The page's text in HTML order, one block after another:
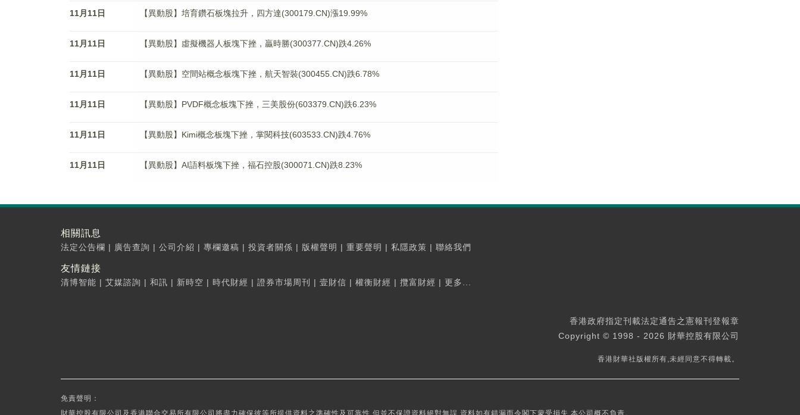
11月11日 【異動股】培育鑽石板塊拉升，四方達(300179.CN)漲19.99%
11月11日 【異動股】虛擬機器人板塊下挫，贏時勝(300377.CN)跌4.26%
11月11日 【異動股】空間站概念板塊下挫，航天智裝(300455.CN)跌6.78%
11月11日 【異動股】PVDF概念板塊下挫，三美股份(603379.CN)跌6.23%
11月11日 【異動股】Kimi概念板塊下挫，掌閱科技(603533.CN)跌4.76%
11月11日 【異動股】AI語料板塊下挫，福石控股(300071.CN)跌8.23%
相關訊息
法定公告欄 | 廣告查詢 | 公司介紹 | 專欄邀稿 | 投資者關係 | 版權聲明 | 重要聲明 | 私隱政策 | 聯絡我們
友情鏈接
清博智能 | 艾媒諮詢 | 和訊 | 新時空 | 時代財經 | 證券市場周刊 | 壹財信 | 權衡財經 | 攬富財經 | 更多...
香港政府指定刊載法定通告之憲報刊登報章
Copyright © 1998 - 2026 財華控股有限公司
香港財華社版權所有,未經同意不得轉載。
免責聲明：